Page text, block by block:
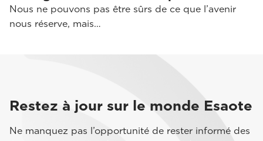
Nous ne pouvons pas être sûrs de ce que l’avenir
nous réserve, mais…
Restez à jour sur le monde Esaote
Ne manquez pas l’opportunité de rester informé des